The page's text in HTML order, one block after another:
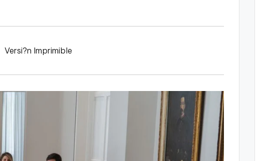
Versi?n Imprimible